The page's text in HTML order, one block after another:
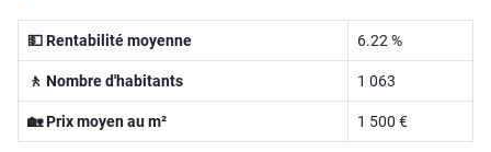
💵 Rentabilité moyenne 6.22 %
🚶 Nombre d'habitants 1 063
🏡 Prix moyen au m² 1 500 €